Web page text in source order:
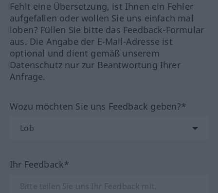
Fehlt eine Übersetzung, ist Ihnen ein Fehler
aufgefallen oder wollen Sie uns einfach mal
loben? Füllen Sie bitte das Feedback-Formular
aus. Die Angabe der E-Mail-Adresse ist
optional und dient gemäß unserem
Datenschutz nur zur Beantwortung Ihrer
Anfrage.
Wozu möchten Sie uns Feedback geben?*
Ihr Feedback*